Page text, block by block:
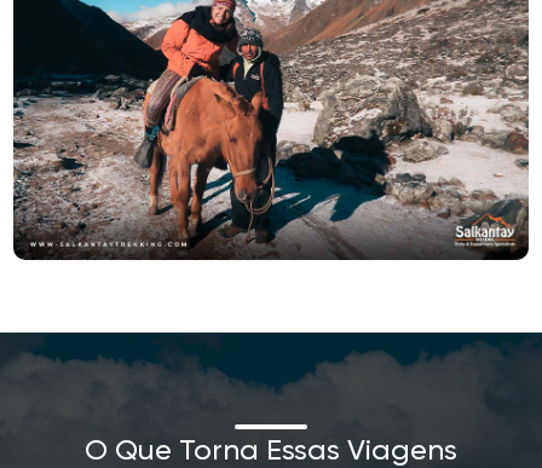
O Que Torna Essas Viagens